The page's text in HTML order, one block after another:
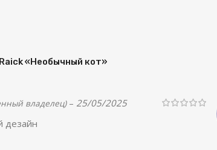
«Необычный кот»
владелец) – 25/05/2025
дезайн